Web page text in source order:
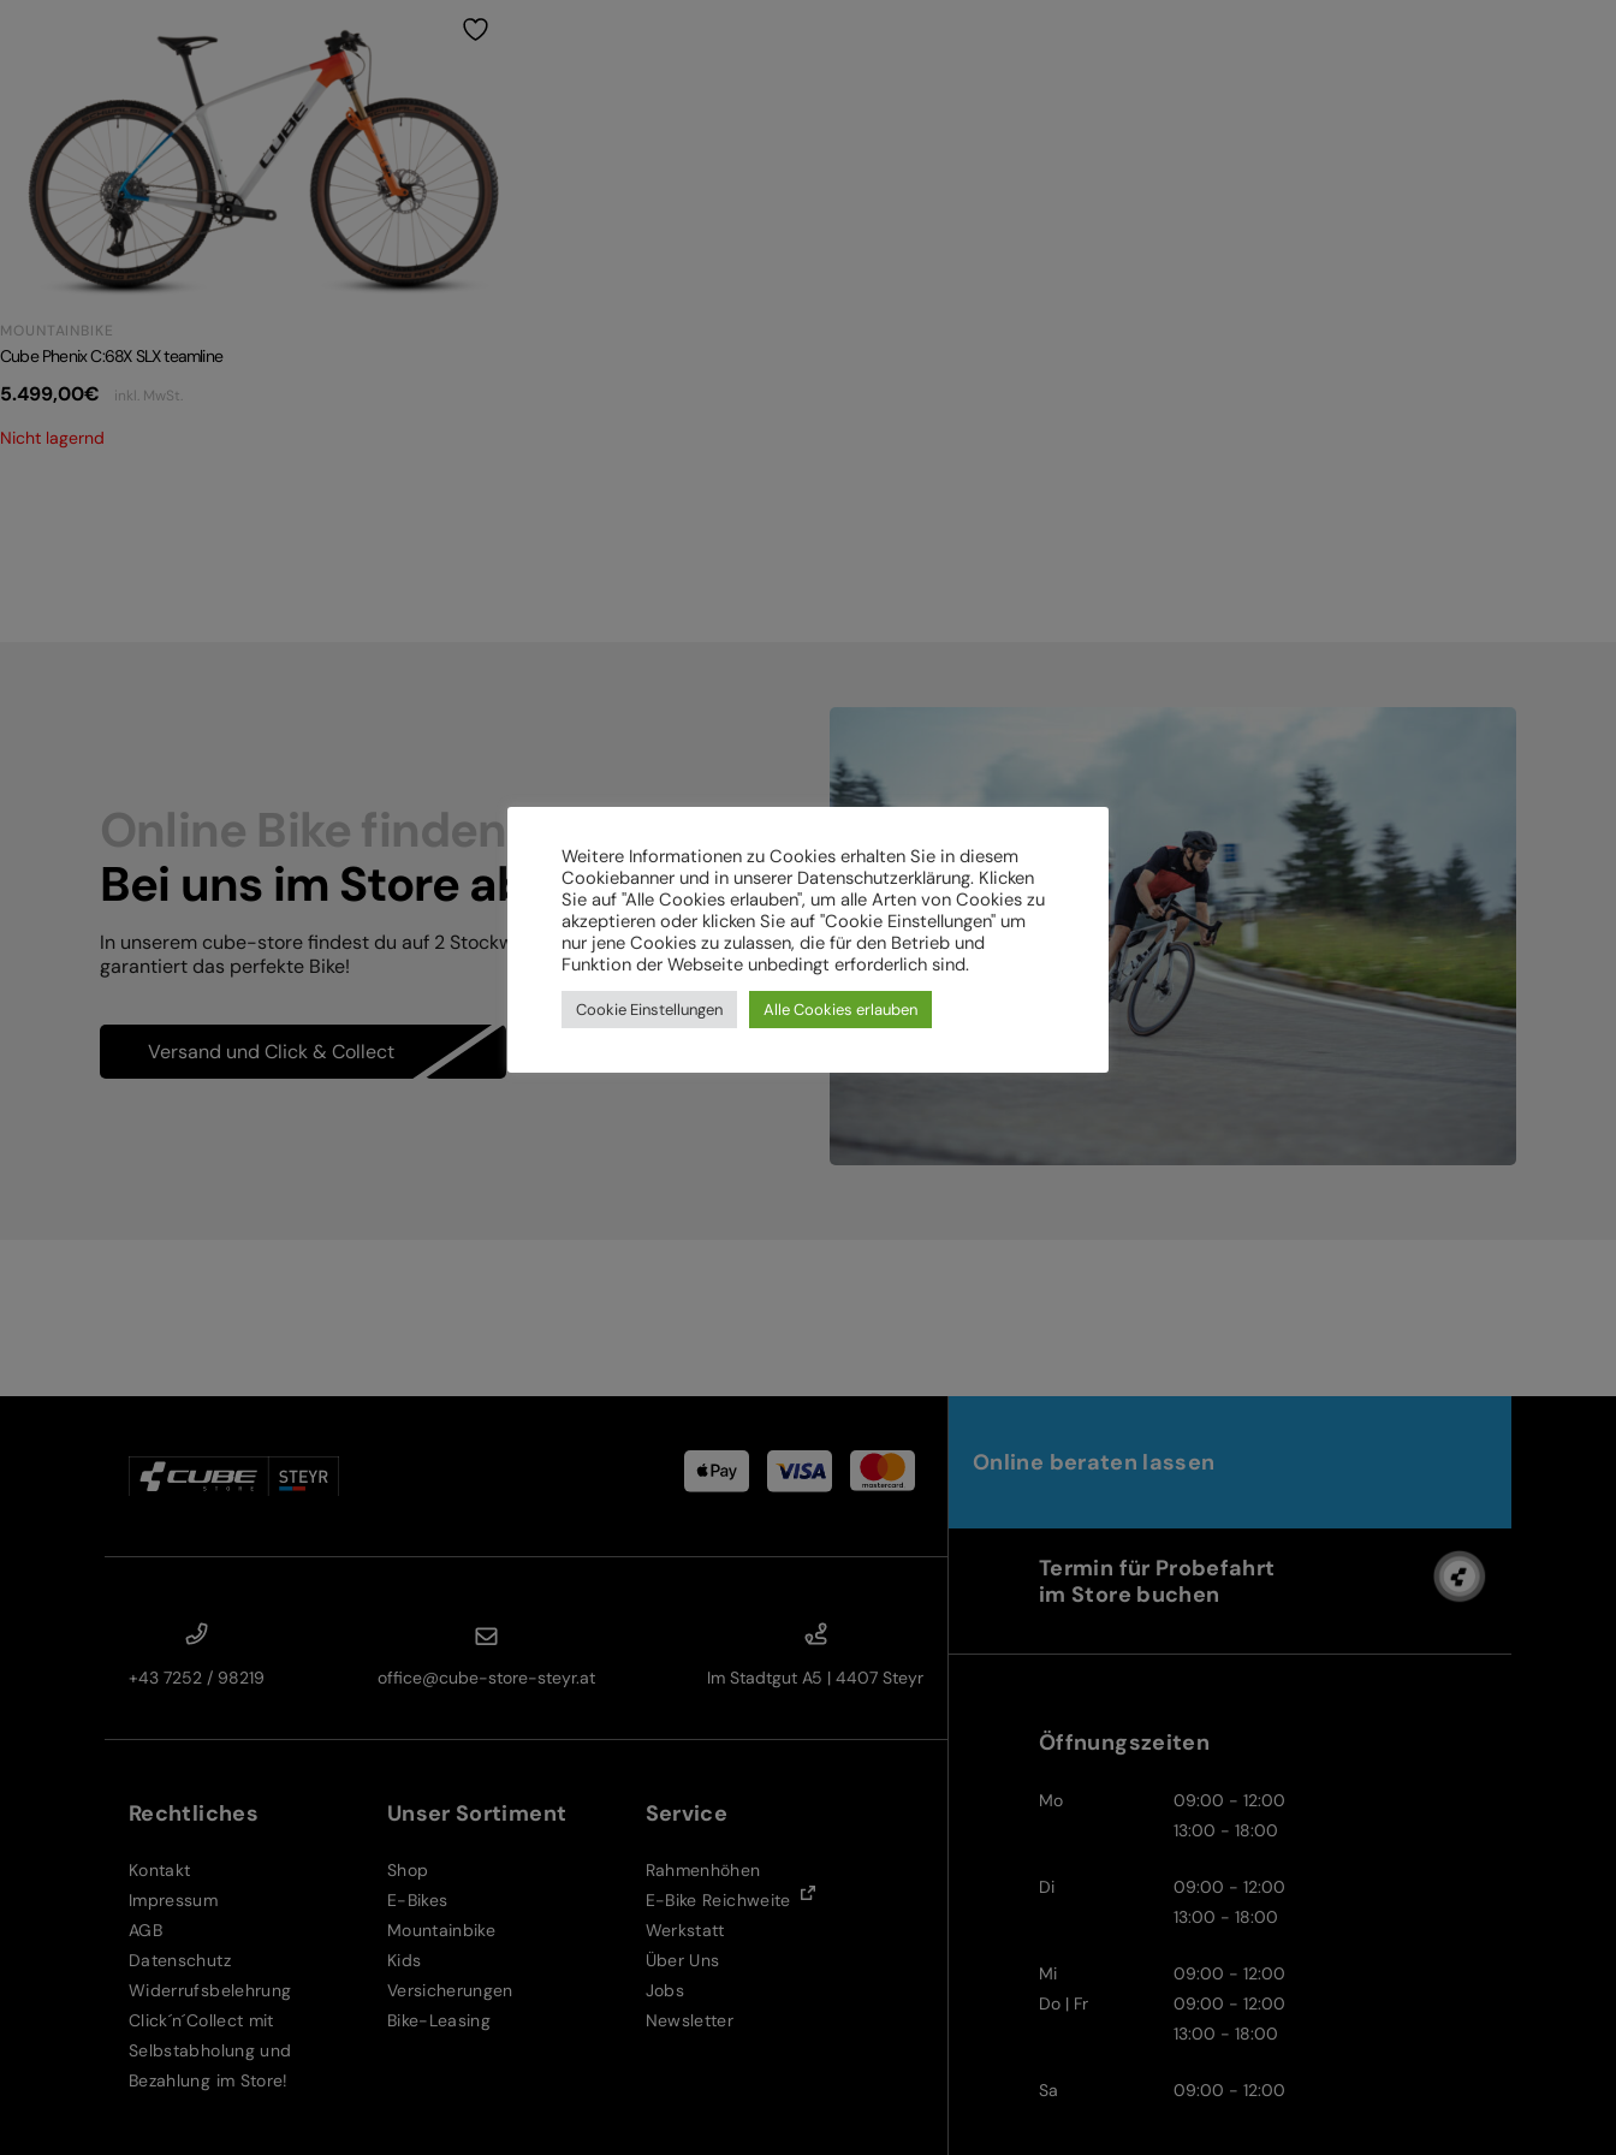
MOUNTAINBIKE
Cube Phenix C:68X SLX teamline
5.499,00€ inkl. MwSt.
Nicht lagernd
Online Bike finden.
Bei uns im Store abholen.
In unserem cube-store findest du auf 2 Stockwerken
garantiert das perfekte Bike!
Versand und Click & Collect
+43 7252 / 98219 office@cube-store-steyr.at Im Stadtgut A5 | 4407 Steyr
Rechtliches
Kontakt
Impressum
AGB
Datenschutz
Widerrufsbelehrung
Click´n´Collect mit
Selbstabholung und
Bezahlung im Store!
Unser Sortiment
Shop
E-Bikes
Mountainbike
Kids
Versicherungen
Bike-Leasing
Service
Rahmenhöhen
E-Bike Reichweite
Werkstatt
Über Uns
Jobs
Newsletter
Online beraten lassen
Termin für Probefahrt
im Store buchen
Öffnungszeiten
Mo
09:00 - 12:00
13:00 - 18:00
Di
09:00 - 12:00
13:00 - 18:00
Mi
09:00 - 12:00
Do | Fr
09:00 - 12:00
13:00 - 18:00
Sa 09:00 - 12:00
Weitere Informationen zu Cookies erhalten Sie in diesem
Cookiebanner und in unserer Datenschutzerklärung. Klicken
Sie auf "Alle Cookies erlauben", um alle Arten von Cookies zu
akzeptieren oder klicken Sie auf "Cookie Einstellungen" um
nur jene Cookies zu zulassen, die für den Betrieb und
Funktion der Webseite unbedingt erforderlich sind.
Cookie Einstellungen Alle Cookies erlauben